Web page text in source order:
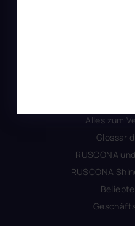
Alles zum
Glossar
RUSCONA
RUSCONA